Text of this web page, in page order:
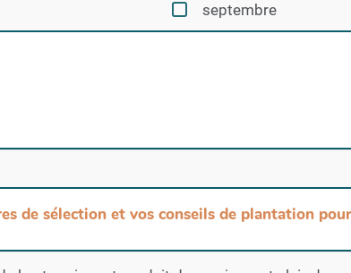
septembre
de sélection et vos conseils de plantation